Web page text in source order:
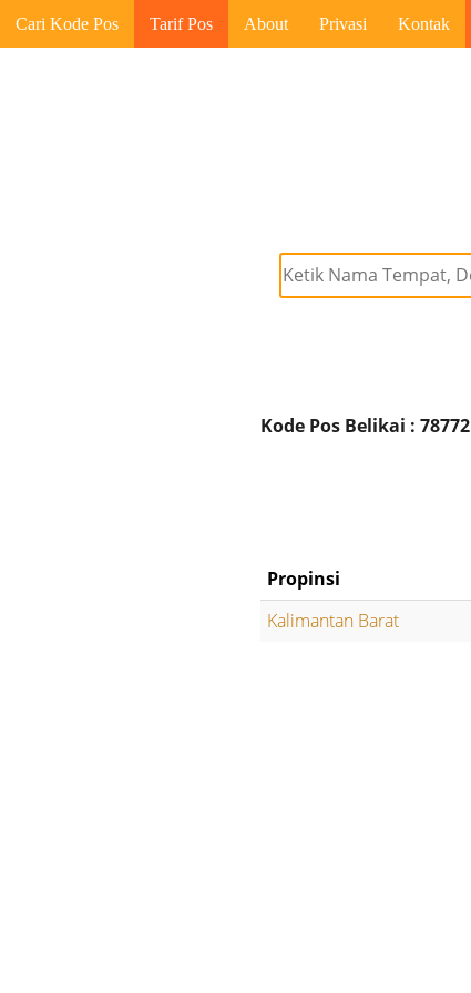
Cari Kode Pos Tarif Pos About Privasi Kontak
Kode Pos Belikai : 78772
Propinsi
Kalimantan Barat